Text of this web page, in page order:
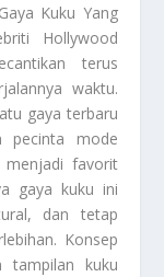
Kuku Yang
Hollywood
terus
waktu.
gaya terbaru
pecinta mode
menjadi favorit
gaya kuku ini
dan tetap
Konsep
tampilan kuku